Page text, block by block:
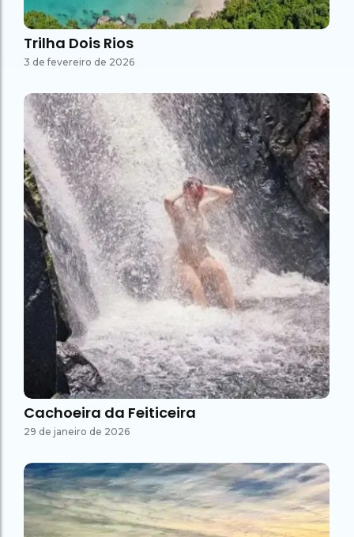
Trilha Dois Rios
3 de fevereiro de 2026
Cachoeira da Feiticeira
29 de janeiro de 2026